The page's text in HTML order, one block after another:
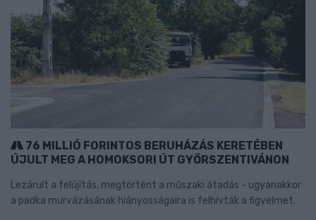
76 MILLIÓ FORINTOS BERUHÁZÁS KERETÉBEN
ÚJULT MEG A HOMOKSORI ÚT GYŐRSZENTIVÁNON
Lezárult a felújítás, megtörtént a műszaki átadás - ugyanakkor
a padka murvázásának hiányosságaira is felhívták a figyelmet.